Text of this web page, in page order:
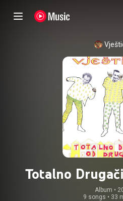
Totalno
Album •
9 songs • 33